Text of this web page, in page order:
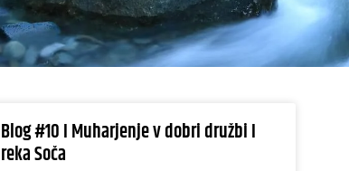
Blog #10 I Muharjenje v dobri družbi I
reka Soča